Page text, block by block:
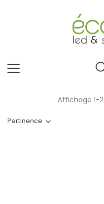
Pertinence
Affichage 1-